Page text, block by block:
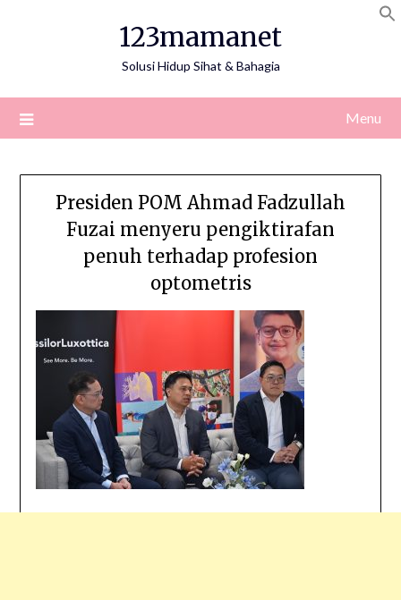
123mamanet
Solusi Hidup Sihat & Bahagia
Menu
Presiden POM Ahmad Fadzullah
Fuzai menyeru pengiktirafan
penuh terhadap profesion
optometris